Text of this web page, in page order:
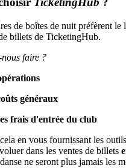
de boîtes de nuit préfèrent le
billets de TicketingHub.
faire ?
généraux
frais d'entrée du club
en vous fournissant les
dans les ventes de billets
ne seront plus jamais les